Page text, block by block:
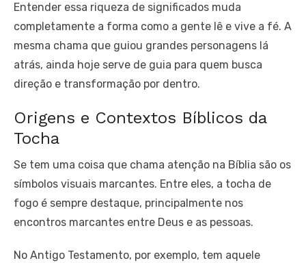
Entender essa riqueza de significados muda
completamente a forma como a gente lê e vive a fé. A
mesma chama que guiou grandes personagens lá
atrás, ainda hoje serve de guia para quem busca
direção e transformação por dentro.
Origens e Contextos Bíblicos da
Tocha
Se tem uma coisa que chama atenção na Bíblia são os
símbolos visuais marcantes. Entre eles, a tocha de
fogo é sempre destaque, principalmente nos
encontros marcantes entre Deus e as pessoas.
No Antigo Testamento, por exemplo, tem aquele